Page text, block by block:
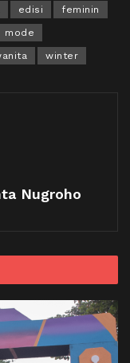
edisi feminin
mode
winter
Nugroho